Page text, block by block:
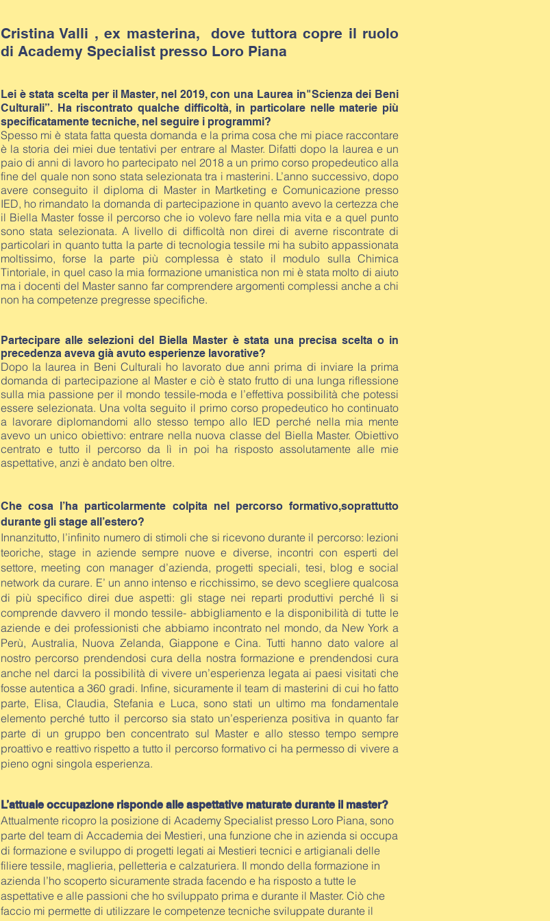
Cristina Valli , ex masterina, dove tuttora copre il ruolo
di Academy Specialist presso Loro Piana
Lei è stata scelta per il Master, nel 2019, con una Laurea in​"Scienza dei Beni
Culturali”. Ha riscontrato qualche difficoltà, in particolare nelle materie più
specificatamente tecniche, nel seguire i programmi?
Spesso mi è stata fatta questa domanda e la prima cosa che mi piace raccontare
è la storia dei miei due tentativi per entrare al Master. Difatti dopo la laurea e un
paio di anni di lavoro ho partecipato nel 2018 a un primo corso propedeutico alla
fine del quale non sono stata selezionata tra i masterini. L’anno successivo, dopo
avere conseguito il diploma di Master in Martketing e Comunicazione presso
IED, ho rimandato la domanda di partecipazione in quanto avevo la certezza che
il Biella Master fosse il percorso che io volevo fare nella mia vita e a quel punto
sono stata selezionata. A livello di difficoltà non direi di averne riscontrate di
particolari in quanto tutta la parte di tecnologia tessile mi ha subito appassionata
moltissimo, forse la parte più complessa è stato il modulo sulla Chimica
Tintoriale, in quel caso la mia formazione umanistica non mi è stata molto di aiuto
ma i docenti del Master sanno far comprendere argomenti complessi anche a chi
non ha competenze pregresse specifiche.
Partecipare alle selezioni del Biella Master è stata una precisa scelta o in
precedenza aveva già avuto esperienze lavorative?
Dopo la laurea in Beni Culturali ho lavorato due anni prima di inviare la prima
domanda di partecipazione al Master e ciò è stato frutto di una lunga riflessione
sulla mia passione per il mondo tessile-moda e l’effettiva possibilità che potessi
essere selezionata. Una volta seguito il primo corso propedeutico ho continuato
a lavorare diplomandomi allo stesso tempo allo IED perché nella mia mente
avevo un unico obiettivo: entrare nella nuova classe del Biella Master. Obiettivo
centrato e tutto il percorso da lì in poi ha risposto assolutamente alle mie
aspettative, anzi è andato ben oltre.
Che cosa l’ha particolarmente colpita nel percorso formativo,soprattutto
durante gli stage all’estero?
Innanzitutto, l’infinito numero di stimoli che si ricevono durante il percorso: lezioni
teoriche, stage in aziende sempre nuove e diverse, incontri con esperti del
settore, meeting con manager d’azienda, progetti speciali, tesi, blog e social
network da curare. E’ un anno intenso e ricchissimo, se devo scegliere qualcosa
di più specifico direi due aspetti: gli stage nei reparti produttivi perché lì si
comprende davvero il mondo tessile- abbigliamento e la disponibilità di tutte le
aziende e dei professionisti che abbiamo incontrato nel mondo, da New York a
Perù, Australia, Nuova Zelanda, Giappone e Cina. Tutti hanno dato valore al
nostro percorso prendendosi cura della nostra formazione e prendendosi cura
anche nel darci la possibilità di vivere un’esperienza legata ai paesi visitati che
fosse autentica a 360 gradi. Infine, sicuramente il team di masterini di cui ho fatto
parte, Elisa, Claudia, Stefania e Luca, sono stati un ultimo ma fondamentale
elemento perché tutto il percorso sia stato un’esperienza positiva in quanto far
parte di un gruppo ben concentrato sul Master e allo stesso tempo sempre
proattivo e reattivo rispetto a tutto il percorso formativo ci ha permesso di vivere a
pieno ogni singola esperienza.
L’attuale occupazione risponde alle aspettative maturate durante il master?
Attualmente ricopro la posizione di Academy Specialist presso Loro Piana, sono
parte del team di Accademia dei Mestieri, una funzione che in azienda si occupa
di formazione e sviluppo di progetti legati ai Mestieri tecnici e artigianali delle
filiere tessile, maglieria, pelletteria e calzaturiera. Il mondo della formazione in
azienda l’ho scoperto sicuramente strada facendo e ha risposto a tutte le
aspettative e alle passioni che ho sviluppato prima e durante il Master. Ciò che
faccio mi permette di utilizzare le competenze tecniche sviluppate durante il